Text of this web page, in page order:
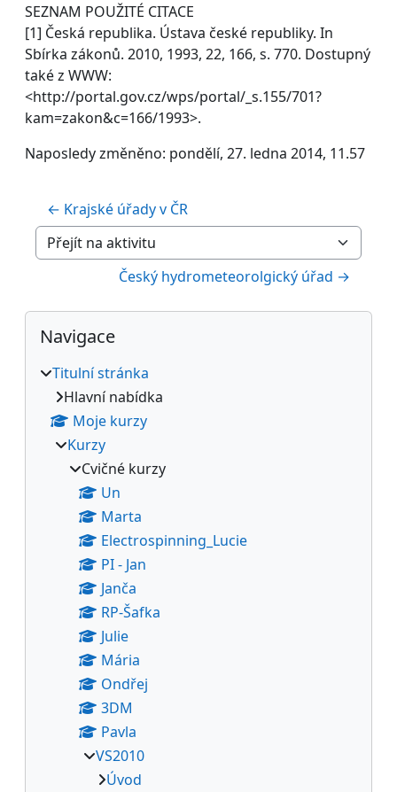
SEZNAM POUŽITÉ CITACE
[1] Česká republika. Ústava české republiky. In
Sbírka zákonů. 2010, 1993, 22, 166, s. 770. Dostupný
také z WWW:
<http://portal.gov.cz/wps/portal/_s.155/701?
kam=zakon&c=166/1993>.
Naposledy změněno: pondělí, 27. ledna 2014, 11.57
← Krajské úřady v ČR
Přejít na aktivitu
Český hydrometeorolgický úřad →
Bloky
Přeskočit: Navigace
Navigace
Titulní stránka
Hlavní nabídka
Moje kurzy
Kurzy
Cvičné kurzy
Un
Marta
Electrospinning_Lucie
PI - Jan
Janča
RP-Šafka
Julie
Mária
Ondřej
3DM
Pavla
VS2010
Úvod